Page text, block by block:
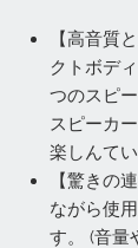
【高音質
クトボデ
つのスピ
スピーカ
楽しんて
【驚きの
ながら使
す。 (音量